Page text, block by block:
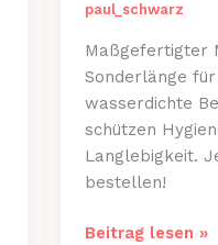
paul_schwarz
Maßgefertigter
Sonderlänge
wasserdichte
schützen
Langlebigkeit.
bestellen!
Schutzauflagen
Beitrag lesen »